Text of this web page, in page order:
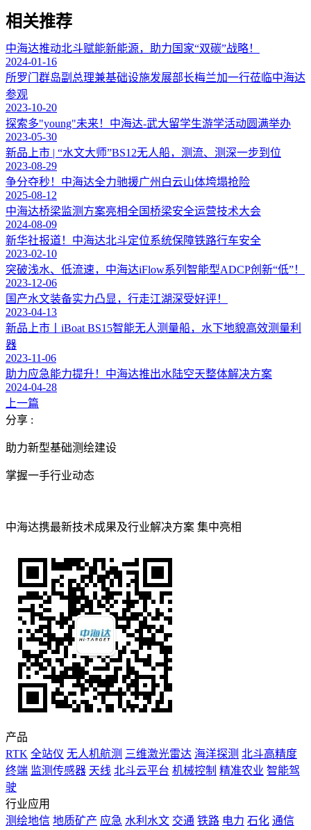
相关推荐
中海达推动北斗赋能新能源，助力国家“双碳”战略！
2024-01-16
所罗门群岛副总理兼基础设施发展部长梅兰加一行莅临中海达
参观
2023-10-20
探索多"young"未来！中海达-武大留学生游学活动圆满举办
2023-05-30
新品上市 | “水文大师”BS12无人船，测流、测深一步到位
2023-08-29
争分夺秒！中海达全力驰援广州白云山体垮塌抢险
2025-08-12
中海达桥梁监测方案亮相全国桥梁安全运营技术大会
2024-08-09
新华社报道！中海达北斗定位系统保障铁路行车安全
2023-02-10
突破浅水、低流速，中海达iFlow系列智能型ADCP创新“低”！
2023-12-06
国产水文装备实力凸显，行走江湖深受好评！
2023-04-13
新品上市丨iBoat BS15智能无人测量船，水下地貌高效测量利
器
2023-11-06
助力应急能力提升！中海达推出水陆空天整体解决方案
2024-04-28
上一篇
分享 :
助力新型基础测绘建设
掌握一手行业动态
中海达携最新技术成果及行业解决方案 集中亮相
产品
RTK 全站仪 无人机航测 三维激光雷达 海洋探测 北斗高精度
终端 监测传感器 天线 北斗云平台 机械控制 精准农业 智能驾
驶
行业应用
测绘地信 地质矿产 应急 水利水文 交通 铁路 电力 石化 通信